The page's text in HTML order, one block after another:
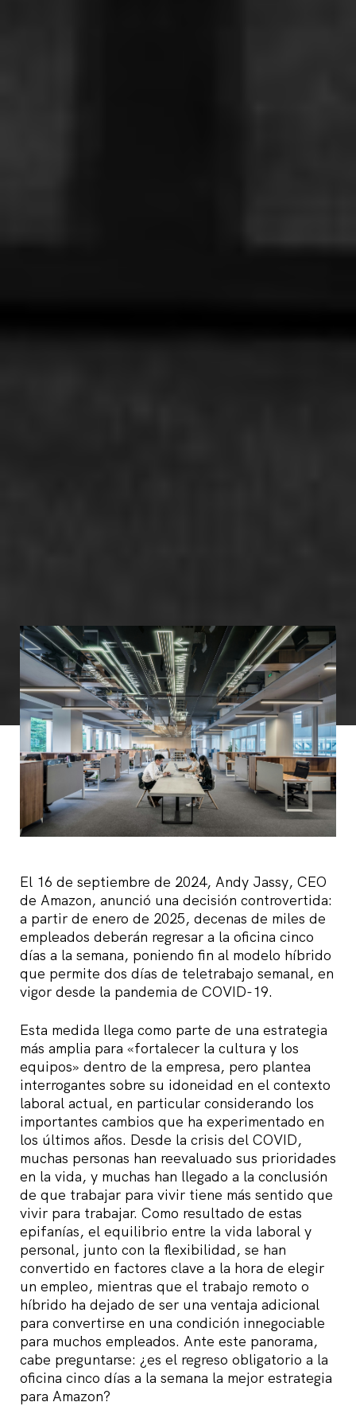
El 16 de septiembre de 2024, Andy Jassy, CEO
de Amazon, anunció una decisión controvertida:
a partir de enero de 2025, decenas de miles de
empleados deberán regresar a la oficina cinco
días a la semana, poniendo fin al modelo híbrido
que permite dos días de teletrabajo semanal, en
vigor desde la pandemia de COVID-19.
Esta medida llega como parte de una estrategia
más amplia para «fortalecer la cultura y los
equipos» dentro de la empresa, pero plantea
interrogantes sobre su idoneidad en el contexto
laboral actual, en particular considerando los
importantes cambios que ha experimentado en
los últimos años. Desde la crisis del COVID,
muchas personas han reevaluado sus prioridades
en la vida, y muchas han llegado a la conclusión
de que trabajar para vivir tiene más sentido que
vivir para trabajar. Como resultado de estas
epifanías, el equilibrio entre la vida laboral y
personal, junto con la flexibilidad, se han
convertido en factores clave a la hora de elegir
un empleo, mientras que el trabajo remoto o
híbrido ha dejado de ser una ventaja adicional
para convertirse en una condición innegociable
para muchos empleados. Ante este panorama,
cabe preguntarse: ¿es el regreso obligatorio a la
oficina cinco días a la semana la mejor estrategia
para Amazon?